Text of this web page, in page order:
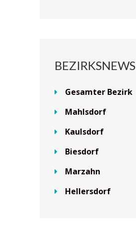
BEZIRKSNEWS
Gesamter Bezirk
Mahlsdorf
Kaulsdorf
Biesdorf
Marzahn
Hellersdorf